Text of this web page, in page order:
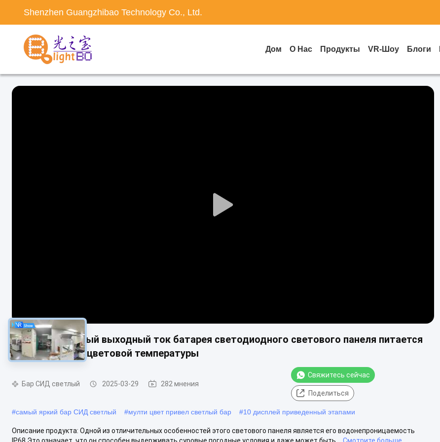
Shenzhen Guangzhibao Technology Co., Ltd.
Дом О Нас Продукты VR-Шоу Блоги
Play
6A Максимальный выходный ток батарея светодиодного светового панеля питается
от 6000k-6500k цветовой температуры
Бар СИД светлый 2025-03-29 282 мнения
Свяжитесь сейчас
Поделиться
#самый яркий бар СИД светлый #мулти цвет привел светлый бар #10 дисплей приведенный этапами
Описание продукта: Одной из отличительных особенностей этого светового панеля является его водонепроницаемость
IP68.Это означает, что он способен выдерживать суровые погодные условия и даже может быть...
Смотрите больше